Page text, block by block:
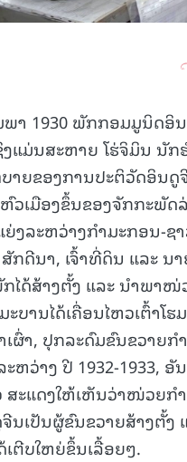
າ 1930 ພັກກອມມູນິດອິ
ແມ່ນສະຫາຍ ໂຮ່ຈິມິນ ນັກ
າຍຂອງການປະຕິວັດອິນດູ
ວເມືອງຂຶ້ນຂອງຈັກກະພັດ
ງລະຫວ່າງກໍາມະກອນ-ຊ
ສັກດີນາ, ເຈົ້າທີ່ດິນ ແລະ
ໄດ້ສ້າງຕັ້ງ ແລະ ນໍາພາໜ່
ບານໄດ້ເຄື່ອນໄຫວເຕົ້າໂ
ເຜົ່າ, ປຸກລະດົມຂົນຂວາຍ
ຫວ່າງ ປີ 1932-1933,
ສະແດງໃຫ້ເຫັນວ່າໜ່ວຍກໍ
ເປັນຜູ້ຂົນຂວາຍສ້າງຕັ້ງ
ເຕີບໃຫຍ່ຂຶ້ນເລື້ອຍໆ.